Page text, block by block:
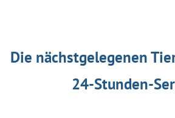
Die nächstgelegenen
24-Stunden-